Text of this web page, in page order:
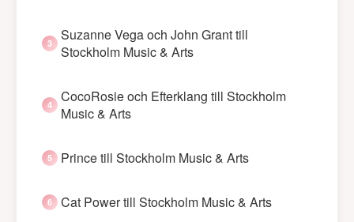
Suzanne Vega och John Grant till
Stockholm Music & Arts
CocoRosie och Efterklang till Stockholm
Music & Arts
Prince till Stockholm Music & Arts
Cat Power till Stockholm Music & Arts